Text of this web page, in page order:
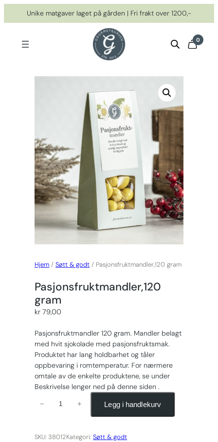
til
Unike matgaver laget på gården | Fri frakt over 1200,-
0
Hjem /Søtt & godt / Pasjonsfruktmandler,120 gram
Pasjonsfruktmandler,120
gram
kr 79,00
Pasjonsfruktmandler 120 gram. Mandler belagt
med hvit sjokolade med pasjonsfruktsmak.
Produktet har lang holdbarhet og tåler
oppbevaring i romtemperatur. For nærmere
omtale av de enkelte produktene, se under
Beskrivelse lenger ned på denne siden .
j
− + Legg i handlekurv
SKU: 38012Kategori:Søtt & godt